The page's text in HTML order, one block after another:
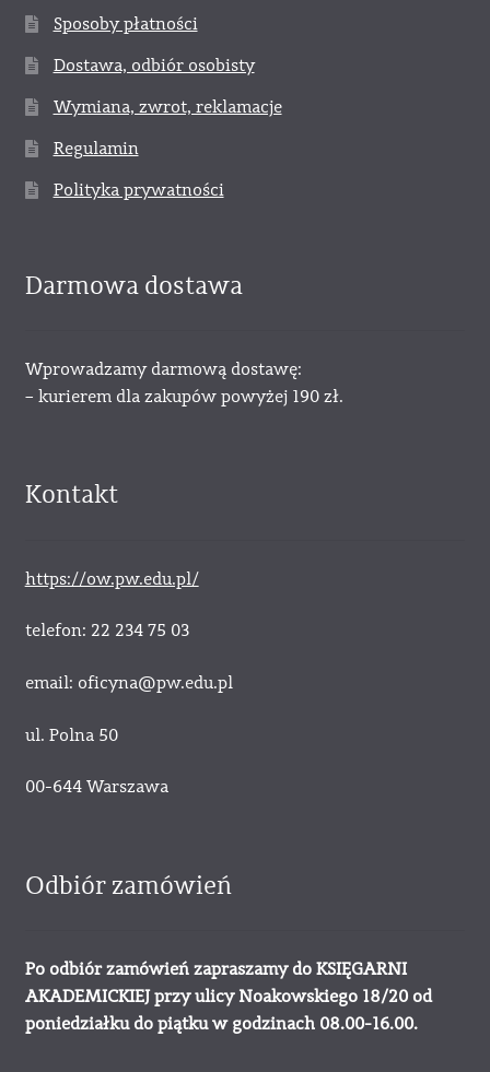
Sposoby płatności
Dostawa, odbiór osobisty
Wymiana, zwrot, reklamacje
Regulamin
Polityka prywatności
Darmowa dostawa
Wprowadzamy darmową dostawę:
– kurierem dla zakupów powyżej 190 zł.
Kontakt
https://ow.pw.edu.pl/
telefon: 22 234 75 03
email: oficyna@pw.edu.pl
ul. Polna 50
00-644 Warszawa
Odbiór zamówień
Po odbiór zamówień zapraszamy do KSIĘGARNI
AKADEMICKIEJ przy ulicy Noakowskiego 18/20 od
poniedziałku do piątku w godzinach 08.00-16.00.